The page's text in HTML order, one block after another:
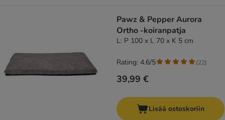
Pawz & Pepper Aurora
Ortho -koiranpatja
L: P 100 x L 70 x K 5 cm
39,99 €
Rating: 4.6/5 (22)
Lisää ostoskoriin